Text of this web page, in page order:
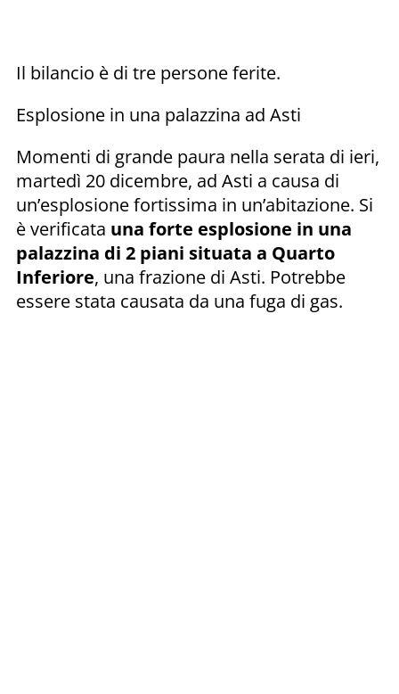
Il bilancio è di tre persone ferite.
Esplosione in una palazzina ad Asti
Momenti di grande paura nella serata di ieri,
martedì 20 dicembre, ad Asti a causa di
un’esplosione fortissima in un’abitazione. Si
è verificata una forte esplosione in una
palazzina di 2 piani situata a Quarto
Inferiore, una frazione di Asti. Potrebbe
essere stata causata da una fuga di gas.